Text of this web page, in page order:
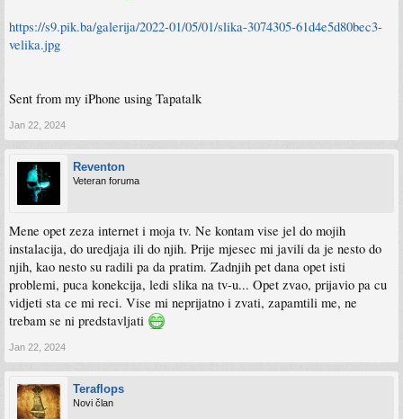
https://s9.pik.ba/galerija/2022-01/05/01/slika-3074305-61d4e5d80bec3-
velika.jpg
Sent from my iPhone using Tapatalk
Jan 22, 2024
Reventon
Veteran foruma
Mene opet zeza internet i moja tv. Ne kontam vise jel do mojih
instalacija, do uredjaja ili do njih. Prije mjesec mi javili da je nesto do
njih, kao nesto su radili pa da pratim. Zadnjih pet dana opet isti
problemi, puca konekcija, ledi slika na tv-u... Opet zvao, prijavio pa cu
vidjeti sta ce mi reci. Vise mi neprijatno i zvati, zapamtili me, ne
trebam se ni predstavljati
Jan 22, 2024
Teraflops
Novi član